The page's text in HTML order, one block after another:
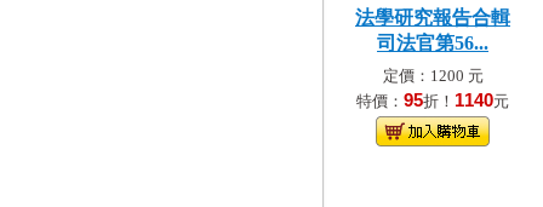
法學研究報告合輯
司法官第56...
定價：1200 元
特價： 95折！ 1140元